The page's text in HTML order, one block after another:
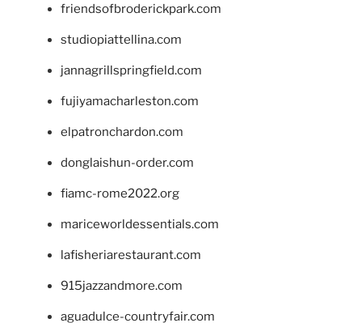
friendsofbroderickpark.com
studiopiattellina.com
jannagrillspringfield.com
fujiyamacharleston.com
elpatronchardon.com
donglaishun-order.com
fiamc-rome2022.org
mariceworldessentials.com
lafisheriarestaurant.com
915jazzandmore.com
aguadulce-countryfair.com